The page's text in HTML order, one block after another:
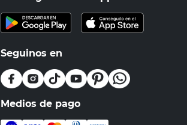
Seguinos en
Medios de pago